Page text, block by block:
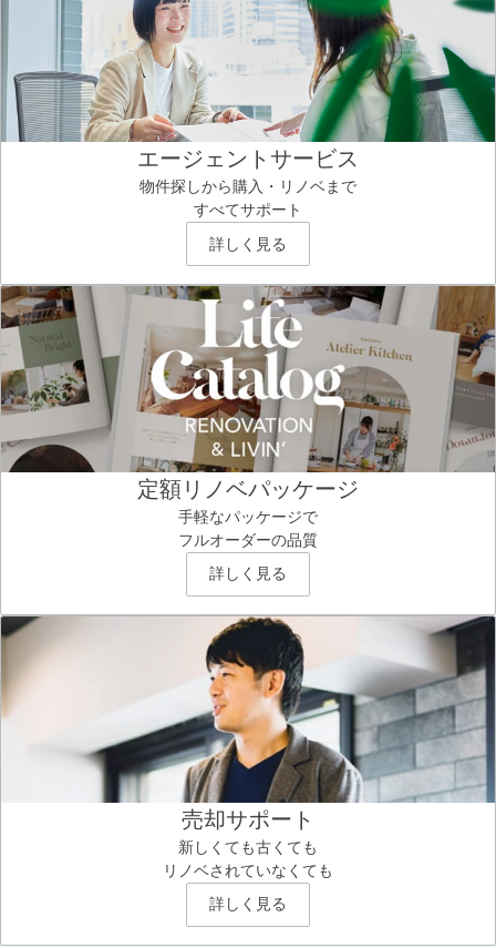
エージェントサービス
物件探しから購入・リノベまで
すべてサポート
詳しく見る
定額リノベパッケージ
手軽なパッケージで
フルオーダーの品質
詳しく見る
売却サポート
新しくても古くても
リノベされていなくても
詳しく見る